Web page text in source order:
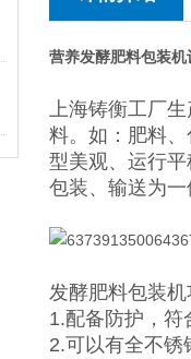
营养发酵肥料包装机
上海铸衡工厂
料。如：肥料
型美观、运行
包装、输送为
发酵肥料包装
1.配备防护，符
2.可以有全不锈